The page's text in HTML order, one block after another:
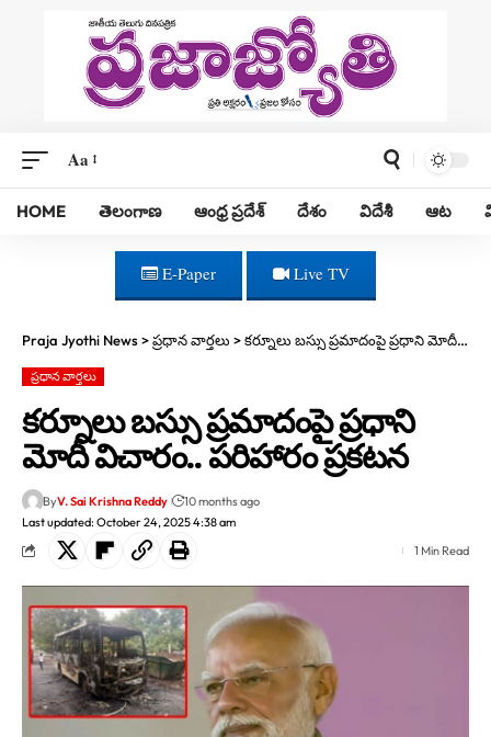
Aa
HOME తెలంగాణ ఆంధ్ర ప్రదేశ్ దేశం విదేశీ ఆట
E-Paper Live TV
Praja Jyothi News>ప్రధాన వార్తలు >కర్నూలు బస్సు ప్రమాదంపై ప్రధాని మోదీ విచారం.. పరిహారం ప్రకటన
ప్రధాన వార్తలు
కర్నూలు బస్సు ప్రమాదంపై ప్రధాని
మోదీ విచారం.. పరిహారం ప్రకటన
Last updated: October 24, 2025 4:38 am
ByV. Sai Krishna Reddy 10 months ago
1 Min Read